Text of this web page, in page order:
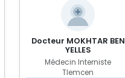
Docteur MOKHTAR BEN
YELLES
Médecin Interniste
Tlemcen